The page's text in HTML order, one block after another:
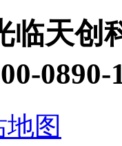
临天创
0890-
地图